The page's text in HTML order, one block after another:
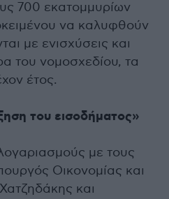
700 εκατομμυρίων
να καλυφθούν
με ενισχύσεις και
του νομοσχεδίου, τα
έτος.
του εισοδήματος»
με τους
Οικονομίας και
και